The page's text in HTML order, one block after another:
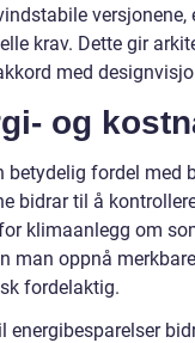
krav. Dette gir
med
og
betydelig fordel med
bidrar til å
klimaanlegg om
man oppnå
fordelaktig.
energibesparelser